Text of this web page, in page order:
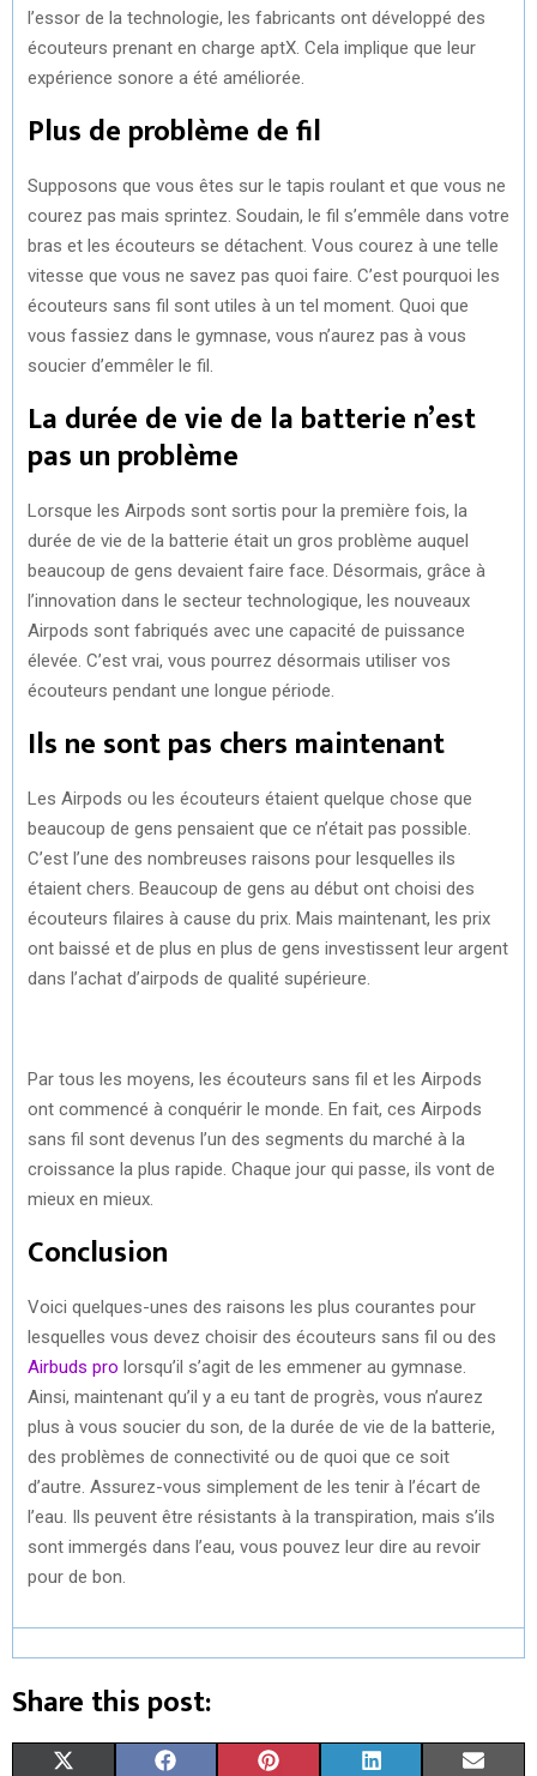
l’essor de la technologie, les fabricants ont développé des
écouteurs prenant en charge aptX. Cela implique que leur
expérience sonore a été améliorée.
Plus de problème de fil
Supposons que vous êtes sur le tapis roulant et que vous ne
courez pas mais sprintez. Soudain, le fil s’emmêle dans votre
bras et les écouteurs se détachent. Vous courez à une telle
vitesse que vous ne savez pas quoi faire. C’est pourquoi les
écouteurs sans fil sont utiles à un tel moment. Quoi que
vous fassiez dans le gymnase, vous n’aurez pas à vous
soucier d’emmêler le fil.
La durée de vie de la batterie n’est
pas un problème
Lorsque les Airpods sont sortis pour la première fois, la
durée de vie de la batterie était un gros problème auquel
beaucoup de gens devaient faire face. Désormais, grâce à
l’innovation dans le secteur technologique, les nouveaux
Airpods sont fabriqués avec une capacité de puissance
élevée. C’est vrai, vous pourrez désormais utiliser vos
écouteurs pendant une longue période.
Ils ne sont pas chers maintenant
Les Airpods ou les écouteurs étaient quelque chose que
beaucoup de gens pensaient que ce n’était pas possible.
C’est l’une des nombreuses raisons pour lesquelles ils
étaient chers. Beaucoup de gens au début ont choisi des
écouteurs filaires à cause du prix. Mais maintenant, les prix
ont baissé et de plus en plus de gens investissent leur argent
dans l’achat d’airpods de qualité supérieure.
Par tous les moyens, les écouteurs sans fil et les Airpods
ont commencé à conquérir le monde. En fait, ces Airpods
sans fil sont devenus l’un des segments du marché à la
croissance la plus rapide. Chaque jour qui passe, ils vont de
mieux en mieux.
Conclusion
Voici quelques-unes des raisons les plus courantes pour
lesquelles vous devez choisir des écouteurs sans fil ou des
Airbuds pro lorsqu’il s’agit de les emmener au gymnase.
Ainsi, maintenant qu’il y a eu tant de progrès, vous n’aurez
plus à vous soucier du son, de la durée de vie de la batterie,
des problèmes de connectivité ou de quoi que ce soit
d’autre. Assurez-vous simplement de les tenir à l’écart de
l’eau. Ils peuvent être résistants à la transpiration, mais s’ils
sont immergés dans l’eau, vous pouvez leur dire au revoir
pour de bon.
Share this post: